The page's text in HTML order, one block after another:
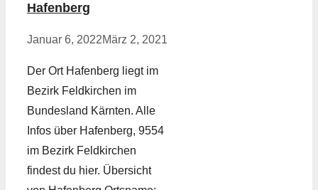
Hafenberg
Januar 6, 2022März 2, 2021
Der Ort Hafenberg liegt im
Bezirk Feldkirchen im
Bundesland Kärnten. Alle
Infos über Hafenberg, 9554
im Bezirk Feldkirchen
findest du hier. Übersicht